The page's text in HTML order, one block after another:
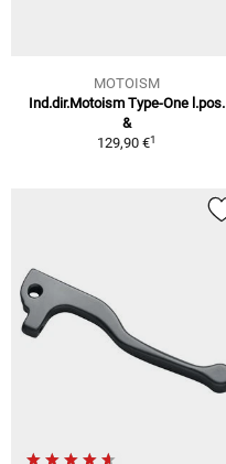
MOTOISM
Ind.dir.Motoism Type-One l.pos.
&
129,90 €1